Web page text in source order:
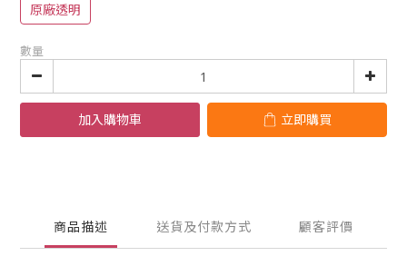
原廠透明
數量
加入購物車 立即購買
商品描述 送貨及付款方式 顧客評價